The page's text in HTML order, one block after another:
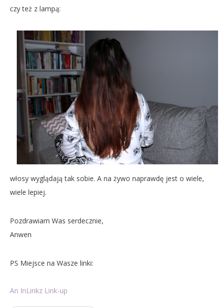
czy też z lampą:
włosy wyglądają tak sobie. A na żywo naprawdę jest o wiele,
wiele lepiej.
Pozdrawiam Was serdecznie,
Anwen
PS Miejsce na Wasze linki:
An InLinkz Link-up